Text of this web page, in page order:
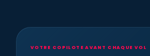
VOTRE COPILOTE AVANT CHAQUE VOL